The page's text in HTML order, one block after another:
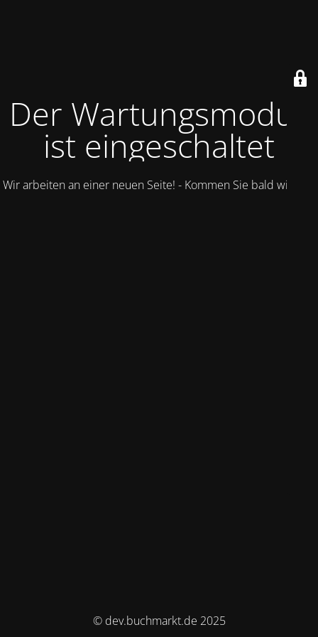
Der Wartungsmodus
ist eingeschaltet
Wir arbeiten an einer neuen Seite! - Kommen Sie bald wieder.
© dev.buchmarkt.de 2025